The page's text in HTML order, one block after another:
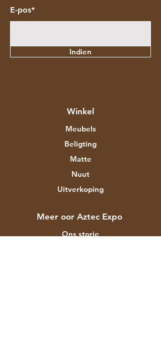
E-pos*
Indien
Winkel
Meubels
Beligting
Matte
Nuut
Uitverkoping
Meer oor Aztec Expo
Ons storie